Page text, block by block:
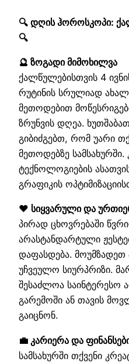
🔍 დღის ჰოროსკოპი:
🔍
🔮 ზოგადი მიმოხილვა
ქალწულებისთვის 4
რუტინის სრულიად
მეთოდებით
ზრუნვის დღეა.
გიბიძგებთ, რომ უარი
მეთოდებზე
ტექნოლოგიების
გრაფიკის
❤️ სიყვარული და
პირად ცხოვრებაში
არასტანდარტული
დაფასდება.
უჩვეულო სიურპრიზი.
შესაძლოა საინტერესო
გარემოში ან თავის
გაიცნონ.
💼 კარიერა და
სამსახურში თქვენი